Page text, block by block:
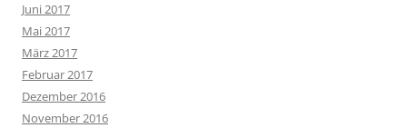
Juni 2017
Mai 2017
März 2017
Februar 2017
Dezember 2016
November 2016